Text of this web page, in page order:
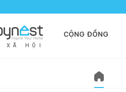
X Ã H Ộ I
CỘNG ĐỒNG